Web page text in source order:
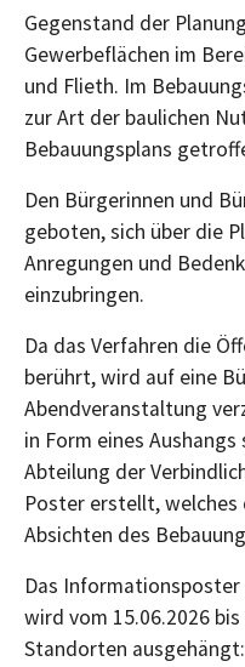
Gegenstand der
Gewerbeflächen im
und Flieth. Im
zur Art der baulichen
Bebauungsplans
Den Bürgerinnen und
geboten, sich über die
Anregungen und
einzubringen.
Da das Verfahren die
berührt, wird auf eine
Abendveranstaltung
in Form eines
Abteilung der
Poster erstellt,
Absichten des
Das Informationsposter
wird vom 15.06.2026
Standorten ausgehängt: